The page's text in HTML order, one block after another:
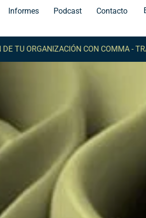
Informes Podcast Contacto
CON COMMA -TRANSFORMA